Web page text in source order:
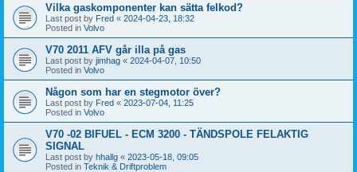
Vilka gaskomponenter kan sätta felkod?
Last post by Fred « 2024-04-23, 18:32
Posted in Volvo
V70 2011 AFV går illa på gas
Last post by jimhag « 2024-04-07, 10:50
Posted in Volvo
Någon som har en stegmotor över?
Last post by Fred « 2023-07-04, 11:25
Posted in Volvo
V70 -02 BIFUEL - ECM 3200 - TÄNDSPOLE FELAKTIG
SIGNAL
Last post by hhallg « 2023-05-18, 09:05
Posted in Teknik & Driftproblem